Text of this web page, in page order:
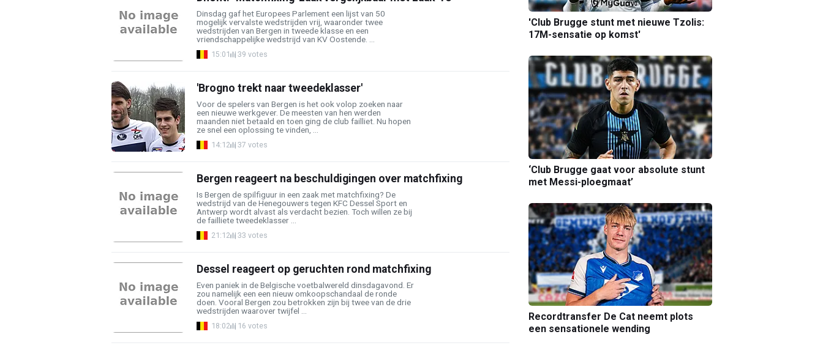
Dinsdag gaf het Europees Parlement een lijst van 50
mogelijk vervalste wedstrijden vrij, waaronder twee
wedstrijden van Bergen in tweede klasse en een
vriendschappelijke wedstrijd van KV Oostende. ...
15:01 39 votes
'Brogno trekt naar tweedeklasser'
Voor de spelers van Bergen is het ook volop zoeken naar
een nieuwe werkgever. De meesten van hen werden
maanden niet betaald en toen ging de club failliet. Nu hopen
ze snel een oplossing te vinden, ...
14:12 37 votes
Bergen reageert na beschuldigingen over matchfixing
Is Bergen de spilfiguur in een zaak met matchfixing? De
wedstrijd van de Henegouwers tegen KFC Dessel Sport en
Antwerp wordt alvast als verdacht bezien. Toch willen ze bij
de failliete tweedeklasser ...
21:12 33 votes
Dessel reageert op geruchten rond matchfixing
Even paniek in de Belgische voetbalwereld dinsdagavond. Er
zou namelijk een een nieuw omkoopschandaal de ronde
doen. Vooral Bergen zou betrokken zijn bij twee van de drie
wedstrijden waarover twijfel ...
18:02 16 votes
'Club Brugge stunt met nieuwe Tzolis:
17M-sensatie op komst'
‘Club Brugge gaat voor absolute stunt
met Messi-ploegmaat’
Recordtransfer De Cat neemt plots
een sensationele wending